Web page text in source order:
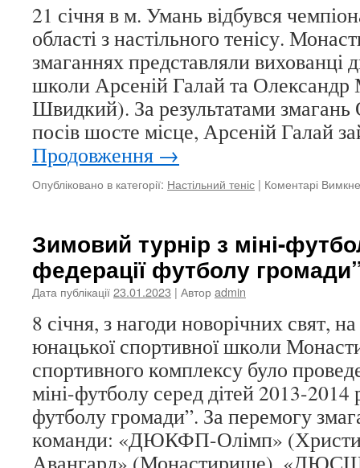
21 січня в м. Умань відбувся
області з настільного тенісу.
змаганнях представляли вихованці
школи Арсеній Галай та
Швидкий). За результатами
посів шосте місце, Арсеній Галай
Продовження →
Опубліковано в категорії: Настільний теніс | Коментарі
Зимовий турнір з міні-
федерації футболу
Дата публікації23.01.2023 | Авторadmin
8 січня, з нагоди новорічних свят,
юнацької спортивної школи
спортивного комплексу було
міні-футболу серед дітей 2013-2014
футболу громади”. За перемогу
команди: «ДЮКФП-Олімп»
Авангард» (Монастирище),